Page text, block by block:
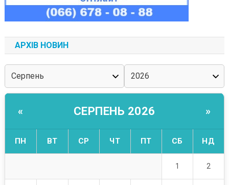
АРХІВ НОВИН
« СЕРПЕНЬ 2026 »
ПН ВТ СР ЧТ ПТ СБ НД
1 2